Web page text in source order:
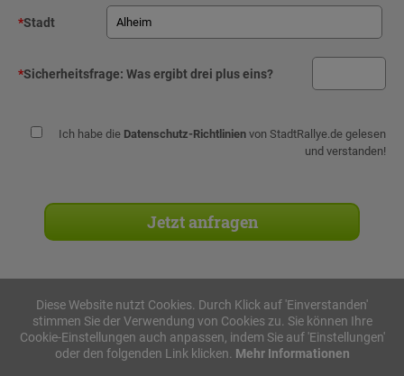
*Stadt
*Sicherheitsfrage: Was ergibt drei plus eins?
Ich habe die Datenschutz-Richtlinien von StadtRallye.de gelesen
und verstanden!
Stadtrallyes
iPad Rallye
Diese Website nutzt Cookies. Durch Klick auf 'Einverstanden'
stimmen Sie der Verwendung von Cookies zu. Sie können Ihre
Cookie-Einstellungen auch anpassen, indem Sie auf 'Einstellungen'
oder den folgenden Link klicken. Mehr Informationen